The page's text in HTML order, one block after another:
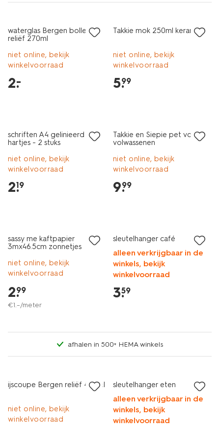
waterglas Bergen bolletjes
reliëf 270ml
niet online, bekijk
winkelvoorraad
2.
–
Takkie mok 250ml keramiek
niet online, bekijk
winkelvoorraad
5.
99
schriften A4 gelinieerd
hartjes - 2 stuks
niet online, bekijk
winkelvoorraad
2.
19
Takkie en Siepie pet voor
volwassenen
niet online, bekijk
winkelvoorraad
9.
99
sassy me kaftpapier
3mx46.5cm zonnetjes
niet online, bekijk
winkelvoorraad
2.
99
€1.–/meter
sleutelhanger café
alleen verkrijgbaar in de
winkels, bekijk
winkelvoorraad
3.
59
afhalen in 500+ HEMA winkels
ijscoupe Bergen reliëf 450ml
niet online, bekijk
winkelvoorraad
nieuw
sleutelhanger eten
alleen verkrijgbaar in de
winkels, bekijk
winkelvoorraad